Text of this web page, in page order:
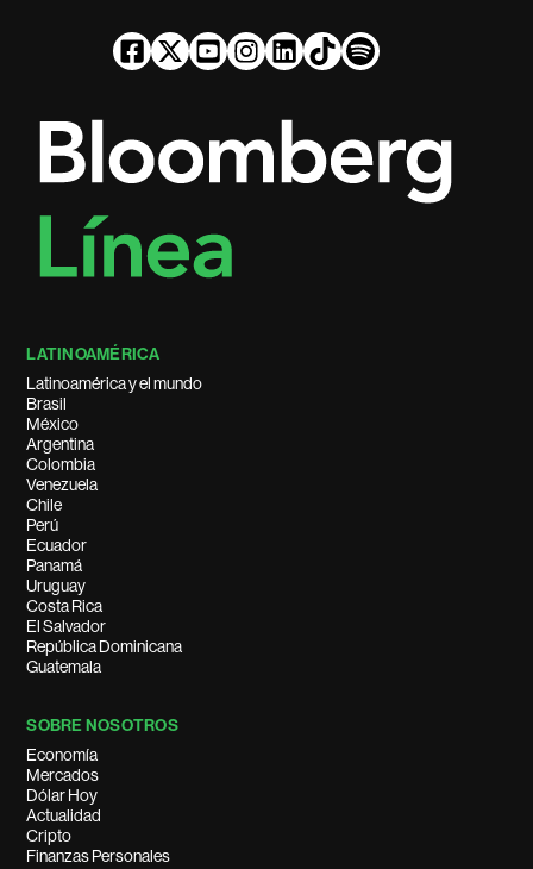
LATINOAMÉRICA
Latinoamérica y el mundo
Brasil
México
Argentina
Colombia
Venezuela
Chile
Perú
Ecuador
Panamá
Uruguay
Costa Rica
El Salvador
República Dominicana
Guatemala
SOBRE NOSOTROS
Economía
Mercados
Dólar Hoy
Actualidad
Cripto
Finanzas Personales